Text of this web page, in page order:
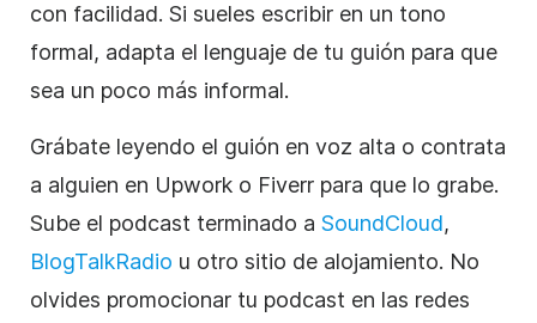
con facilidad. Si sueles escribir en un tono
formal, adapta el lenguaje de tu guión para que
sea un poco más informal.
Grábate leyendo el guión en voz alta o contrata
a alguien en Upwork o Fiverr para que lo grabe.
Sube el podcast terminado a SoundCloud,
BlogTalkRadio u otro sitio de alojamiento. No
olvides promocionar tu podcast en las redes